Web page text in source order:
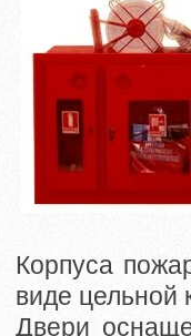
Корпуса
виде цельной
Двери